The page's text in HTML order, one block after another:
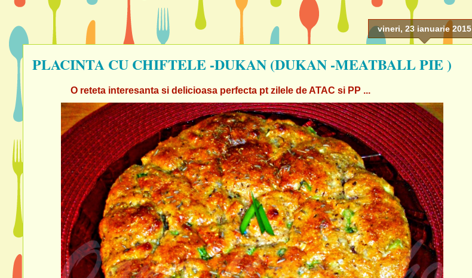
vineri, 23 ianuarie 2015
PLACINTA CU CHIFTELE -DUKAN (DUKAN -MEATBALL PIE )
O reteta interesanta si delicioasa perfecta pt zilele de ATAC si PP ...